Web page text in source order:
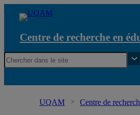
Centre de recherche en
UQAM Centre de